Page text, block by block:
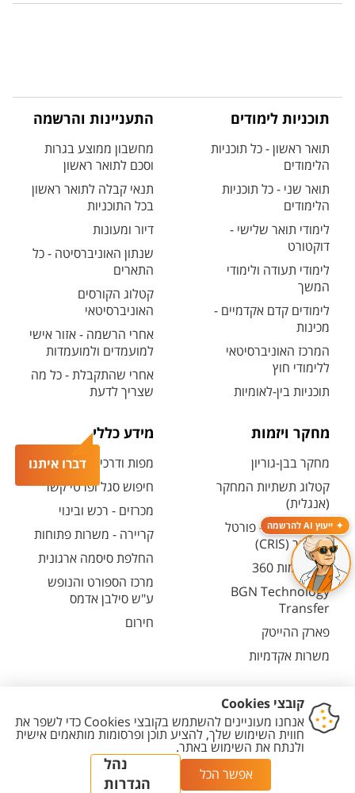
דברו איתנו
ייעוץ AI להרשמה
תוכניות לימודים
תואר ראשון - כל תוכניות
הלימודים
תואר שני - כל תוכניות
הלימודים
לימודי תואר שלישי -
דוקטורט
לימודי תעודה ולימודי
המשך
לימודים קדם אקדמיים -
מכינות
המרכז האוניברסיטאי
ללימודי חוץ
תוכניות בין-לאומיות
התעניינות והרשמה
מחשבון ממוצע בגרות
וסכם לתואר ראשון
תנאי קבלה לתואר ראשון
בכל התוכניות
דיור ומעונות
שנתון האוניברסיטה - כל
התארים
קטלוג הקורסים
האוניברסיטאי
אחרי הרשמה - אזור אישי
למועמדים ולמועמדות
אחרי שהתקבלת - כל מה
שצריך לדעת
מחקר ויזמות
מחקר בבן-גוריון
קטלוג תשתיות המחקר
(אנגלית)
חיפוש מנחה - פורטל
המחקר (CRIS)
מרכז יזמות 360
BGN Technology
Transfer
פארק ההייטק
משרות אקדמיות
מידע כללי
מפות ודרכי הגעה
חיפוש סגל ופרטי קשר
מכרזים - רכש ובינוי
קריירה - משרות פתוחות
החלפת סיסמה ארגונית
מרכז הספורט והנופש
ע"ש סילבן אדמס
חירום
נגישות
מדיניות
מדיניות עריכת
תוכן